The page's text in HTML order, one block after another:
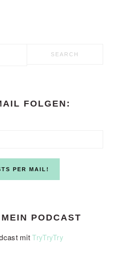
FOLGEN:
PODCAST
mitTryTryTry